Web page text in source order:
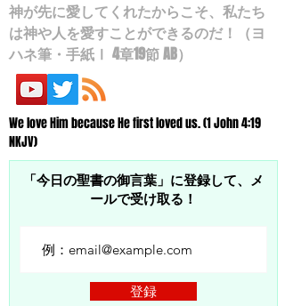
神が先に愛してくれたからこそ、私たち
は神や人を愛すことができるのだ！（ヨ
ハネ筆・手紙Ⅰ 4章19節 AB）
We love Him because He first loved us. (1 John 4:19
NKJV)
「今日の聖書の御言葉」に登録して、メ
ールで受け取る！
登録